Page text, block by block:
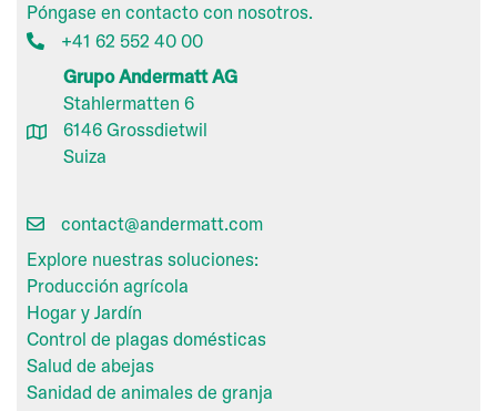
Póngase en contacto con nosotros.
+41 62 552 40 00
Grupo Andermatt AG
Stahlermatten 6
6146 Grossdietwil
Suiza
contact@andermatt.com
Explore nuestras soluciones:
Producción agrícola
Hogar y Jardín
Control de plagas domésticas
Salud de abejas
Sanidad de animales de granja